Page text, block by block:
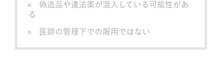
偽造品や違法薬が混入している可能性があ
る
医師の管理下での服用ではない